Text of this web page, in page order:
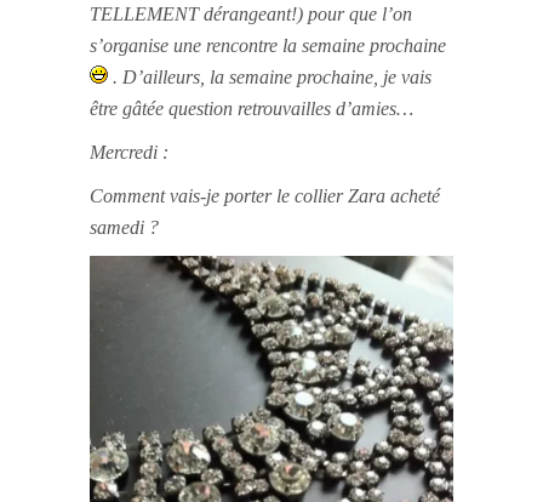
TELLEMENT dérangeant!) pour que l’on
s’organise une rencontre la semaine prochaine
. D’ailleurs, la semaine prochaine, je vais
être gâtée question retrouvailles d’amies…
Mercredi :
Comment vais-je porter le collier Zara acheté
samedi ?